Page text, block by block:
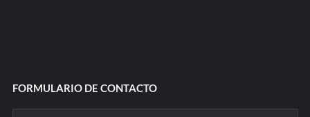
FORMULARIO DE CONTACTO